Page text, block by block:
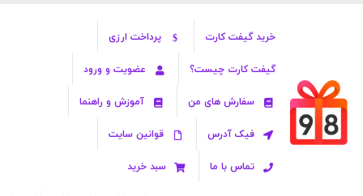
خرید گیفت کارت پرداخت ارزی
گیفت کارت چیست؟ عضویت و ورود
سفارش های من آموزش و راهنما
فیک آدرس قوانین سایت
تماس با ما سبد خرید